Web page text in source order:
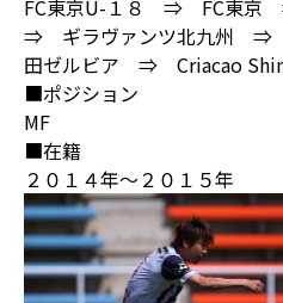
FC東京U-１８ ⇒ FC東京
⇒ ギラヴァンツ北九州
田ゼルビア ⇒ Criacao
■ポジション
MF
■在籍
２０１４年～２０１５年